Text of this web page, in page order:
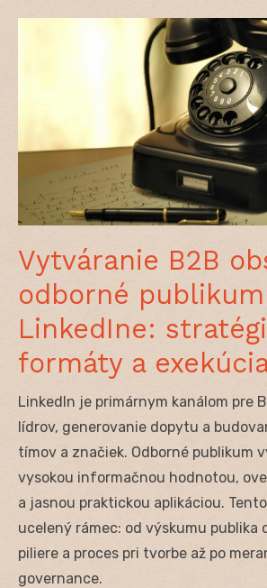
Vytváranie B2B
odborné
LinkedIne:
formáty a
LinkedIn je primárnym kanálom pre
lídrov, generovanie dopytu a
tímov a značiek. Odborné publikum
vysokou informačnou hodnotou,
a jasnou praktickou aplikáciou.
ucelený rámec: od výskumu publika
piliere a proces pri tvorbe až po
governance.